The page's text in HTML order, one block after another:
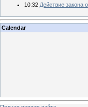
10:32 Действие закона
Calendar